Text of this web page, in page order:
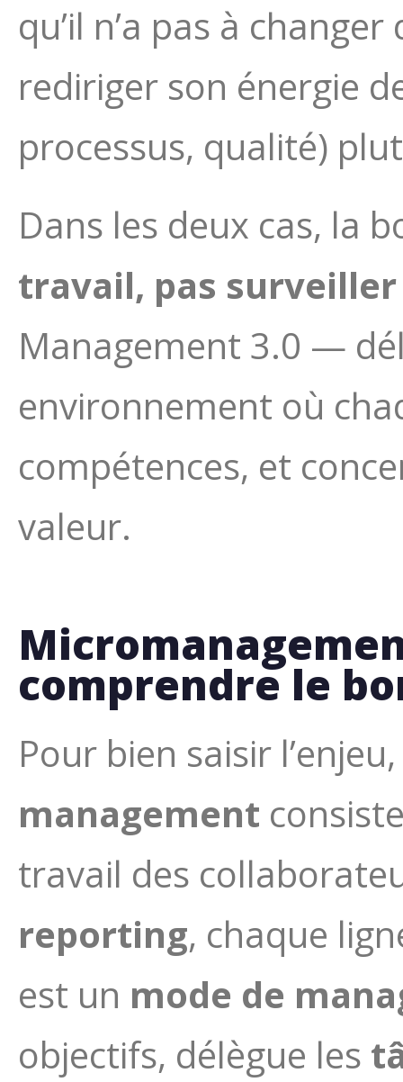
qu’il n’a pas à
rediriger son énergie
processus, qualité)
Dans les deux cas, la
travail, pas surveiller
Management 3.0 —
environnement où
compétences, et
valeur.
comprendre le
Pour bien saisir
management
travail des
reporting, chaque
est un mode de
objectifs, délègue les